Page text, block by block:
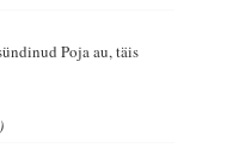
Poja au, täis